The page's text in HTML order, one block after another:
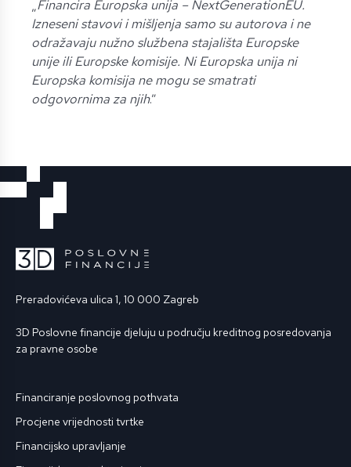
„Financira Europska unija – NextGenerationEU.
Izneseni stavovi i mišljenja samo su autorova i ne
odražavaju nužno službena stajališta Europske
unije ili Europske komisije. Ni Europska unija ni
Europska komisija ne mogu se smatrati
odgovornima za njih.”
Preradovićeva ulica 1, 10 000 Zagreb
3D Poslovne financije djeluju u području kreditnog posredovanja
za pravne osobe
Financiranje poslovnog pothvata
Procjene vrijednosti tvrtke
Financijsko upravljanje